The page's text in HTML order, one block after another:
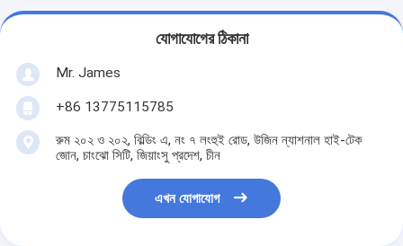
যোগাযোগের ঠিকানা
Mr. James
+86 13775115785
রুম ২০২ ও ২০২, বিল্ডিং এ, নং ৭ লংহুই রোড, উজিন ন্যাশনাল হাই-টেক
জোন, চাংঝো সিটি, জিয়াংসু প্রদেশ, চীন
এখন যোগাযোগ